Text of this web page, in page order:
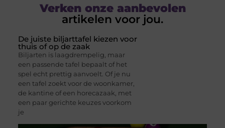
Verken onze aanbevolen
artikelen voor jou.
De juiste biljarttafel kiezen voor
thuis of op de zaak
Biljarten is laagdrempelig, maar
een passende tafel bepaalt of het
spel echt prettig aanvoelt. Of je nu
een tafel zoekt voor de woonkamer,
de kantine of een horecazaak, met
een paar gerichte keuzes voorkom
je